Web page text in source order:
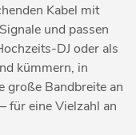
Kabel mit
und passen
DJ oder als
kümmern, in
große Bandbreite an
für eine Vielzahl an